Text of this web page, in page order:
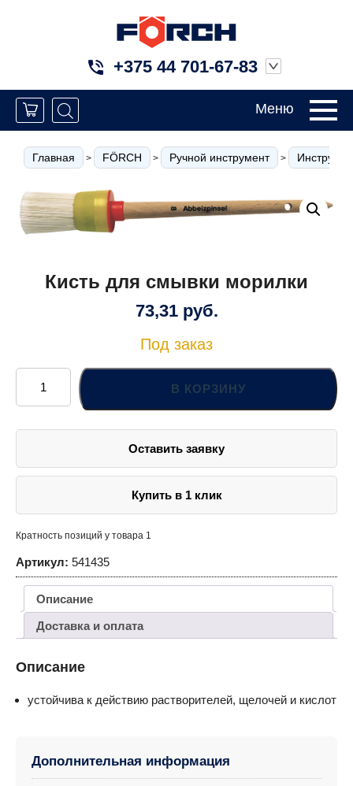
+375 44 701-67-83
Меню
Главная > FÖRCH > Ручной инструмент >
Кисть для смывки морилки
73,31 руб.
Под заказ
Количество
товара
для
морилки
В КОРЗИНУ
Оставить заявку
Купить в 1 клик
Кратность позиций у товара 1
Артикул: 541435
Описание
Доставка и оплата
Описание
устойчива к действию растворителей, щелочей и кислот
Дополнительная информация